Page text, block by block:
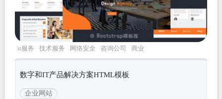
it服务 技术服务 网络安全 咨询公司 商业
数字和IT产品解决方案HTML模板
企业网站